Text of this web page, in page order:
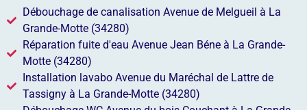
Débouchage de canalisation Avenue de Melgueil à La
Grande-Motte (34280)
Réparation fuite d'eau Avenue Jean Béne à La Grande-
Motte (34280)
Installation lavabo Avenue du Maréchal de Lattre de
Tassigny à La Grande-Motte (34280)